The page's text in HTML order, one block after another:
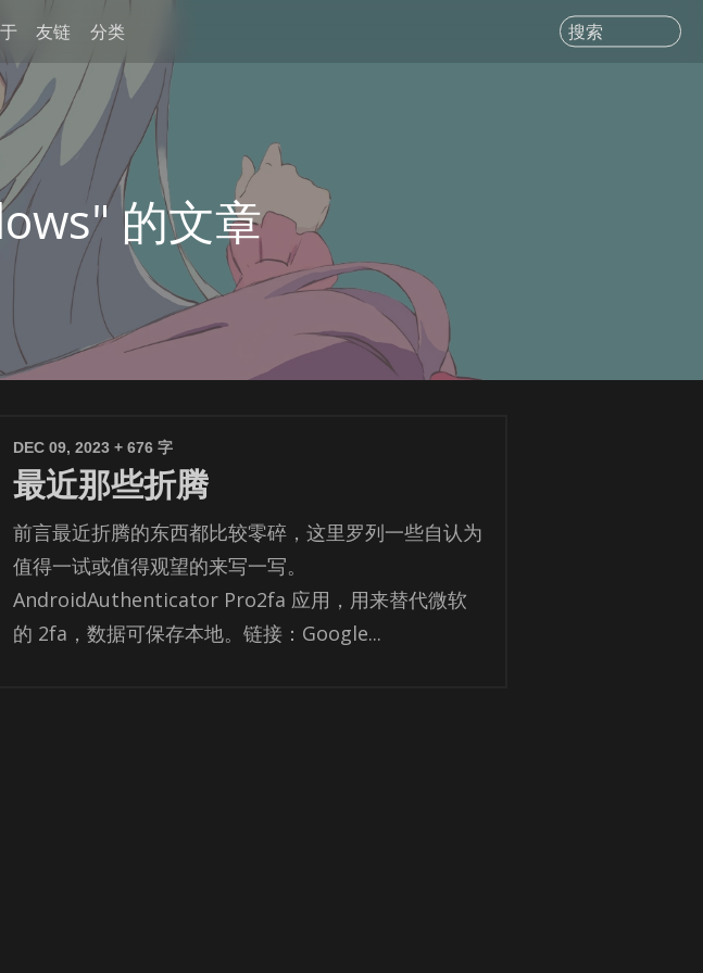
友链 分类 搜索
的文章
DEC 09, 2023 + 676 字
最近那些折腾
前言最近折腾的东西都比较零碎，这里罗列一些自认为
值得一试或值得观望的来写一写。
AndroidAuthenticator Pro2fa 应用，用来替代微软
的 2fa，数据可保存本地。链接：Google...